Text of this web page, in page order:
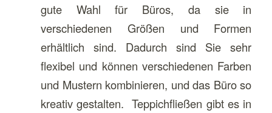
gute Wahl für Büros, da sie in
verschiedenen Größen und Formen
erhältlich sind. Dadurch sind Sie sehr
flexibel und können verschiedenen Farben
und Mustern kombinieren, und das Büro so
kreativ gestalten. Teppichfließen gibt es in